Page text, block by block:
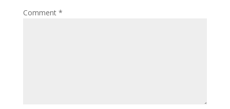
Comment *